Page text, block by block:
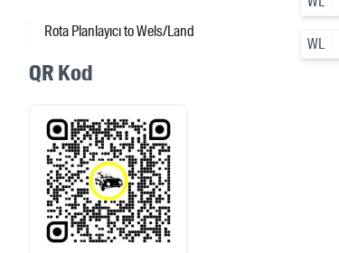
Rota Planlayıcı to Wels/Land
QR Kod
WL